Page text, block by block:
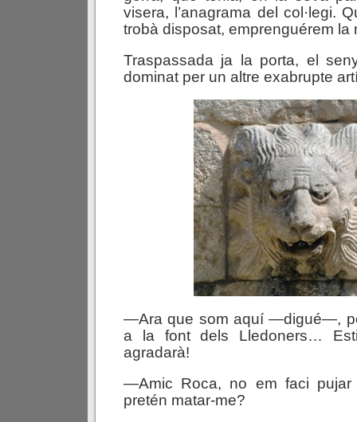
visera, l’anagrama del col·legi.
trobà disposat, emprenguérem la
Traspassada ja la porta, el
dominat per un altre exabrupte
—Ara que som aquí —digué—,
a la font dels Lledoners…
agradarà!
—Amic Roca, no em faci
pretén matar-me?